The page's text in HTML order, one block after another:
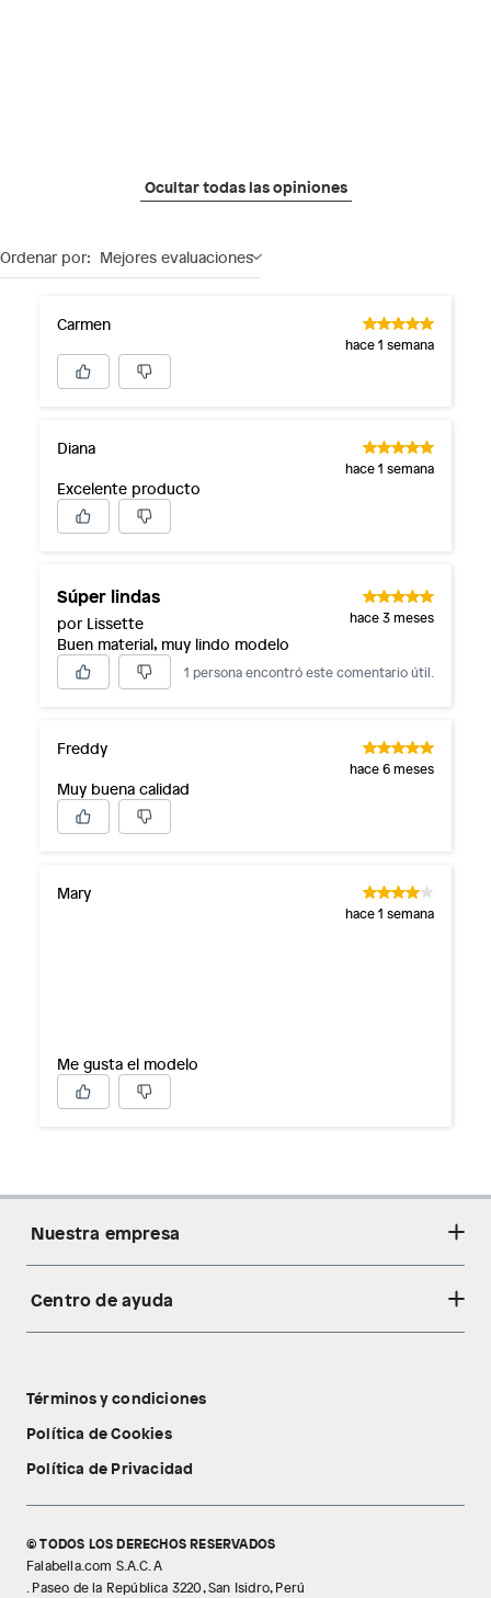
Ocultar todas las opiniones
Ordenar por: Mejores evaluaciones
Carmen
hace 1 semana
Diana
hace 1 semana
Excelente producto
Súper lindas
por Lissette hace 3 meses
Buen material, muy lindo modelo
1 persona encontró este comentario útil.
Freddy
hace 6 meses
Muy buena calidad
Mary
hace 1 semana
Me gusta el modelo
Nuestra empresa
Acerca de nosotros
Tecnología Pillow Walk
Centro de ayuda
Libro de reclamaciones
Términos y condiciones
Política de Cookies
Política de Privacidad
© TODOS LOS DERECHOS RESERVADOS
Falabella.com S.A.C. A
. Paseo de la República 3220, San Isidro, Perú